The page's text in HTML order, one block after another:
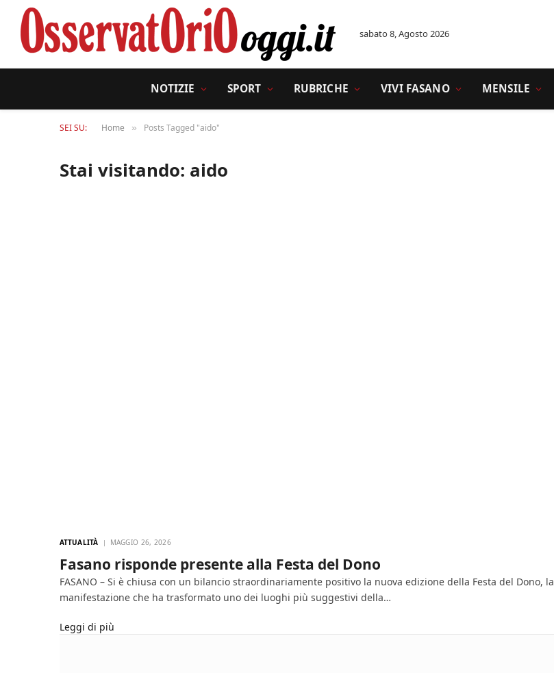
sabato 8, Agosto 2026
NOTIZIE SPORT RUBRICHE VIVI FASANO MENSILE
SEI SU: Home » Posts Tagged "aido"
Stai visitando: aido
ATTUALITÀ MAGGIO 26, 2026
Fasano risponde presente alla Festa del Dono
FASANO – Si è chiusa con un bilancio straordinariamente positivo la nuova edizione della Festa del Dono, la
manifestazione che ha trasformato uno dei luoghi più suggestivi della…
Leggi di più